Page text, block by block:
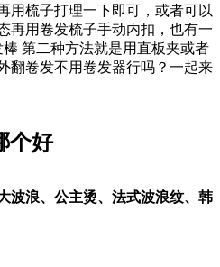
用梳子打理一下即可，或者可以
再用卷发梳子手动内扣，也有一
第二种方法就是用直板夹或者
翻卷发不用卷发器行吗？一起来
个好
波浪、公主烫、法式波浪纹、韩